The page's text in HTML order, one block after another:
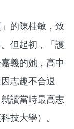
的陳桂敏，致
但起初，「護
義的她，高中
志趣不合退
讀當時最高志
技大學）。